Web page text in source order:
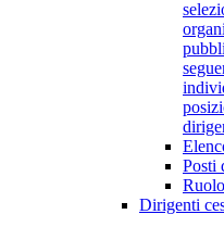
Posti
Dirigenti